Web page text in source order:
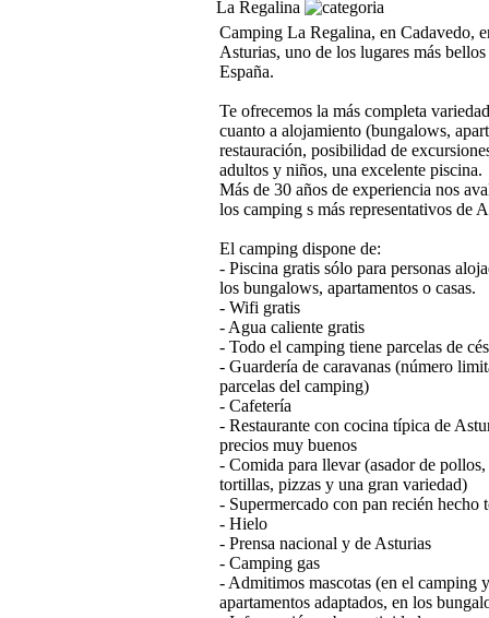
La Regalina
Camping La Regalina, en Cadavedo,
Asturias, uno de los lugares más
España.
Te ofrecemos la más completa
cuanto a alojamiento (bungalows,
restauración, posibilidad de
adultos y niños, una excelente piscina.
Más de 30 años de experiencia nos
los camping s más representativos de
El camping dispone de:
- Piscina gratis sólo para personas
los bungalows, apartamentos o casas.
- Wifi gratis
- Agua caliente gratis
- Todo el camping tiene parcelas de
- Guardería de caravanas (número
parcelas del camping)
- Cafetería
- Restaurante con cocina típica de
precios muy buenos
- Comida para llevar (asador de pollos,
tortillas, pizzas y una gran variedad)
- Supermercado con pan recién hecho
- Hielo
- Prensa nacional y de Asturias
- Camping gas
- Admitimos mascotas (en el camping
apartamentos adaptados, en los